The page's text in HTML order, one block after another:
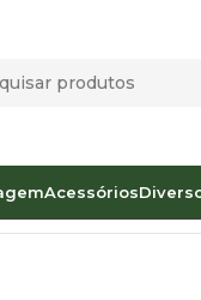
Acessórios